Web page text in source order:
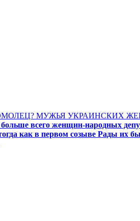
МУЖЬЯ УКРАИНСКИХ
всего женщин-народных
как в первом созыве Рады их